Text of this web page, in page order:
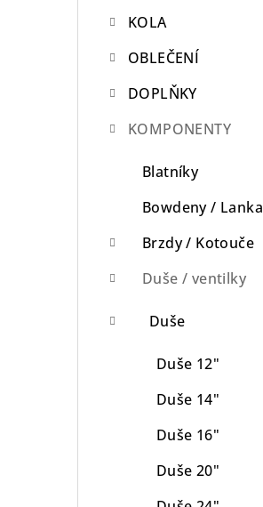
KOLA
OBLEČENÍ
DOPLŇKY
KOMPONENTY
Blatníky
Bowdeny / Lanka
Brzdy / Kotouče
Duše / ventilky
Duše
Duše 12"
Duše 14"
Duše 16"
Duše 20"